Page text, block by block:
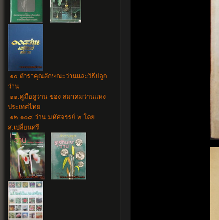
๑๐.ตำราคุณลักษณะว่านและวิธีปลูก
ว่าน
๑๑.คู่มือดูว่าน ของ สมาคมว่านแห่ง
ประเทศไทย
๑๒.๑๐๘ ว่าน มหัศจรรย์ ๒ โดย
ส.เปลี่ยนศรี